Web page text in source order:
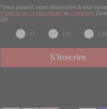
*Vous pouvez vous désinscrire à tout
Politique de confidentialitéet conditions
SA.
IT DE FR
S'inscrire